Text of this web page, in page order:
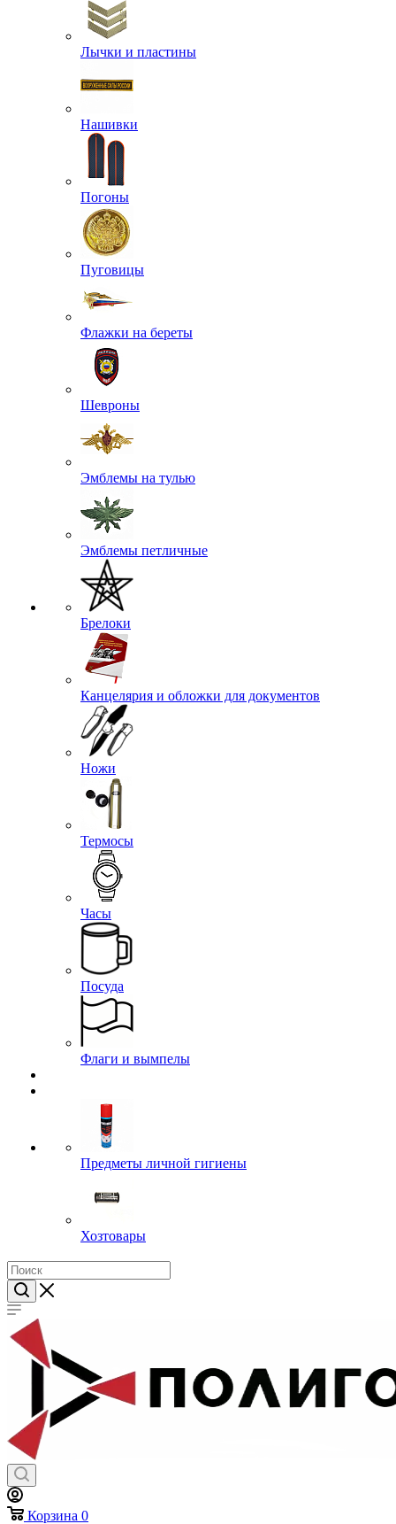
Лычки и пластины
Нашивки
Погоны
Пуговицы
Флажки на береты
Шевроны
Эмблемы на тулью
Эмблемы петличные
Брелоки
Канцелярия и обложки для документов
Ножи
Термосы
Часы
Посуда
Флаги и вымпелы
Предметы личной гигиены
Хозтовары
Корзина 0